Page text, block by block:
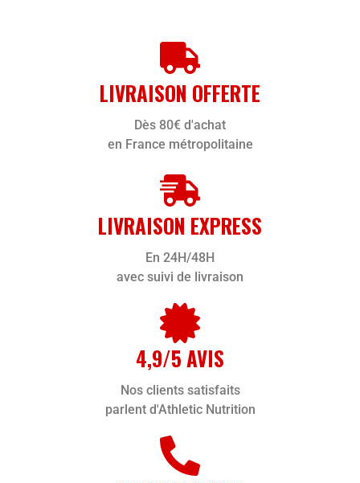
LIVRAISON OFFERTE
Dès 80€ d'achat
en France métropolitaine
LIVRAISON EXPRESS
En 24H/48H
avec suivi de livraison
4,9/5 AVIS
Nos clients satisfaits
parlent d'Athletic Nutrition